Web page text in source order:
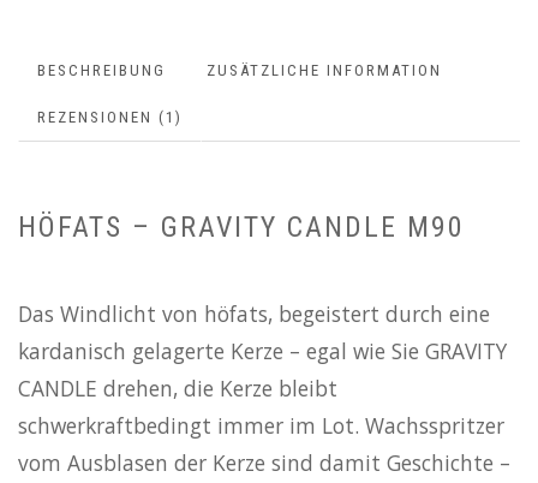
BESCHREIBUNG ZUSÄTZLICHE INFORMATION
REZENSIONEN (1)
HÖFATS – GRAVITY CANDLE M90
Das Windlicht von höfats, begeistert durch eine
kardanisch gelagerte Kerze – egal wie Sie GRAVITY
CANDLE drehen, die Kerze bleibt
schwerkraftbedingt immer im Lot. Wachsspritzer
vom Ausblasen der Kerze sind damit Geschichte –